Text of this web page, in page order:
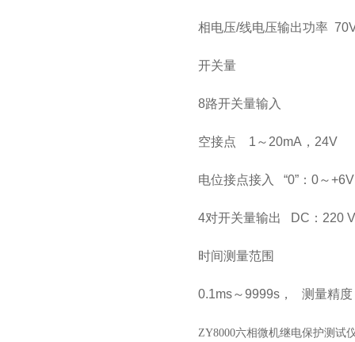
相电压/线电压输出功率
开关量
8路开关量输入
空接点 1 ～ 20mA ，24V
电位接点接入 “0”： 0～+6V
4对开关量输出 DC ： 220 V
时间测量范围
0.1ms～9999s ， 测量精度
ZY8000六相微机继电保护测试